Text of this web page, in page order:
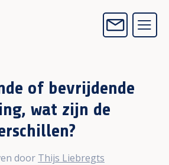
of bevrijdende
wat zijn de
door Thijs Liebregts